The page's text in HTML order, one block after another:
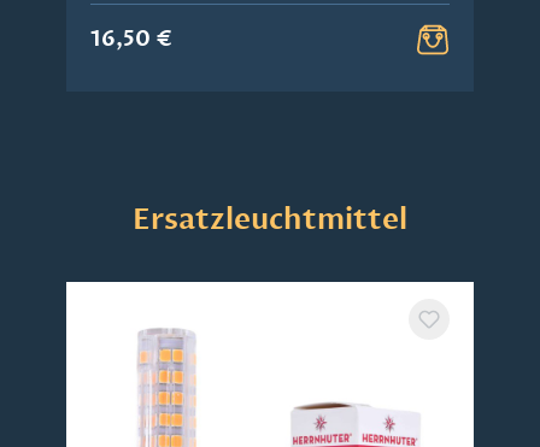
16,50 €
Produktgalerie überspringen
Ersatzleuchtmittel